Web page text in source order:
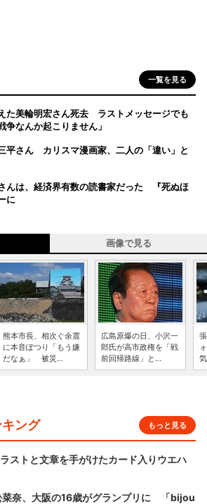
一覧を見る
た美輪明宏さん死去 ラストメッセージでも
なんか起こりません」
平さん カリスマ漫画家、二人の「違い」と
んは、経済界有数の読書家だった 『死ぬほ
に
画像で見る
熊本市長、相次ぐ余震
に本音ぽつり「もう嫌
だなぁ」 被災...
広島原爆の日、小沢一
郎氏が高市政権を「戦
前回帰路線」と...
ング もっと見る
ストと文章を手がけたカード入りウエハ
菜奈、大阪の16歳がグランプリに 「bijou